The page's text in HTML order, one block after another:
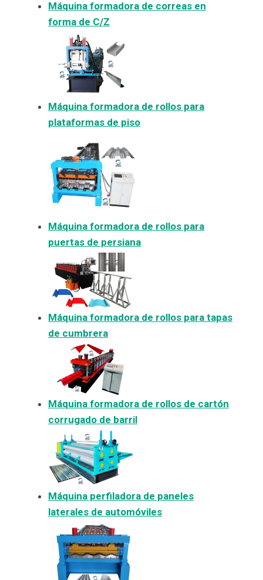
Máquina formadora de correas en
forma de C/Z
Máquina formadora de rollos para
plataformas de piso
Máquina formadora de rollos para
puertas de persiana
Máquina formadora de rollos para tapas
de cumbrera
Máquina formadora de rollos de cartón
corrugado de barril
Máquina perfiladora de paneles
laterales de automóviles